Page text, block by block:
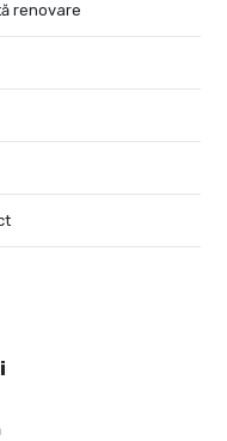
renovare